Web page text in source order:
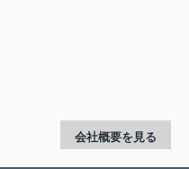
会社概要を見る